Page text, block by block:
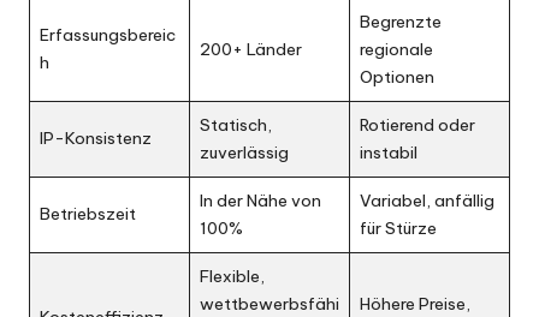
Erfassungsbereic
h
200+ Länder
Begrenzte
regionale
Optionen
IP-Konsistenz
Statisch,
zuverlässig
Rotierend oder
instabil
Betriebszeit
In der Nähe von
100%
Variabel, anfällig
für Stürze
Flexible,
wettbewerbsfähi
Höhere Preise,